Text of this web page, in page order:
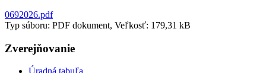
0692026.pdf
Typ súboru: PDF dokument, Veľkosť: 179,31 kB
Zverejňovanie